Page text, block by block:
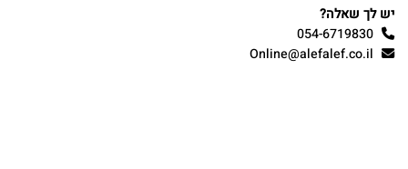
יש לך שאלה?
054-6719830
Online@alefalef.co.il